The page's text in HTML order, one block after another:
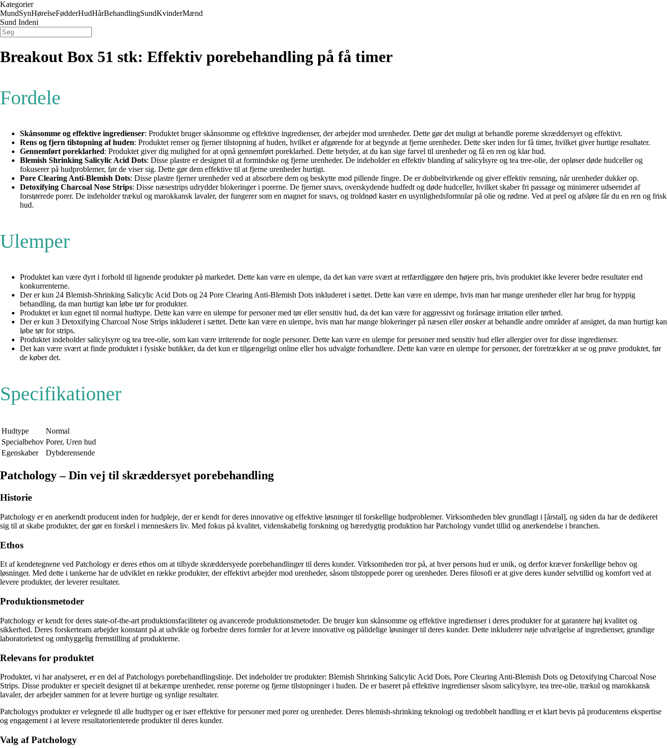
Kategorier
MundSynHørelseFødderHudHårBehandlingSundKvinderMænd
Sund Indeni
Breakout Box 51 stk: Effektiv porebehandling på få timer
Fordele
Skånsomme og effektive ingredienser: Produktet bruger skånsomme og effektive ingredienser, der arbejder mod urenheder. Dette gør det muligt at behandle porerne skræddersyet og effektivt.
Rens og fjern tilstopning af huden: Produktet renser og fjerner tilstopning af huden, hvilket er afgørende for at begynde at fjerne urenheder. Dette sker inden for få timer, hvilket giver hurtige resultater.
Gennemført poreklarhed: Produktet giver dig mulighed for at opnå gennemført poreklarhed. Dette betyder, at du kan sige farvel til urenheder og få en ren og klar hud.
Blemish Shrinking Salicylic Acid Dots: Disse plastre er designet til at formindske og fjerne urenheder. De indeholder en effektiv blanding af salicylsyre og tea tree-olie, der opløser døde hudceller og
fokuserer på hudproblemer, før de viser sig. Dette gør dem effektive til at fjerne urenheder hurtigt.
Pore Clearing Anti-Blemish Dots: Disse plastre fjerner urenheder ved at absorbere dem og beskytte mod pillende fingre. De er dobbeltvirkende og giver effektiv rensning, når urenheder dukker op.
Detoxifying Charcoal Nose Strips: Disse næsestrips udrydder blokeringer i porerne. De fjerner snavs, overskydende hudfedt og døde hudceller, hvilket skaber fri passage og minimerer udseendet af
forstørrede porer. De indeholder trækul og marokkansk lavaler, der fungerer som en magnet for snavs, og troldnød kaster en usynlighedsformular på olie og rødme. Ved at peel og afsløre får du en ren og frisk
hud.
Ulemper
Produktet kan være dyrt i forhold til lignende produkter på markedet. Dette kan være en ulempe, da det kan være svært at retfærdiggøre den højere pris, hvis produktet ikke leverer bedre resultater end
konkurrenterne.
Der er kun 24 Blemish-Shrinking Salicylic Acid Dots og 24 Pore Clearing Anti-Blemish Dots inkluderet i sættet. Dette kan være en ulempe, hvis man har mange urenheder eller har brug for hyppig
behandling, da man hurtigt kan løbe tør for produkter.
Produktet er kun egnet til normal hudtype. Dette kan være en ulempe for personer med tør eller sensitiv hud, da det kan være for aggressivt og forårsage irritation eller tørhed.
Der er kun 3 Detoxifying Charcoal Nose Strips inkluderet i sættet. Dette kan være en ulempe, hvis man har mange blokeringer på næsen eller ønsker at behandle andre områder af ansigtet, da man hurtigt kan
løbe tør for strips.
Produktet indeholder salicylsyre og tea tree-olie, som kan være irriterende for nogle personer. Dette kan være en ulempe for personer med sensitiv hud eller allergier over for disse ingredienser.
Det kan være svært at finde produktet i fysiske butikker, da det kun er tilgængeligt online eller hos udvalgte forhandlere. Dette kan være en ulempe for personer, der foretrækker at se og prøve produktet, før
de køber det.
Specifikationer
Hudtype
Normal
Specialbehov Porer, Uren hud
Egenskaber
Dybderensende
Patchology – Din vej til skræddersyet porebehandling
Historie
Patchology er en anerkendt producent inden for hudpleje, der er kendt for deres innovative og effektive løsninger til forskellige hudproblemer. Virksomheden blev grundlagt i [årstal], og siden da har de dedikeret
sig til at skabe produkter, der gør en forskel i menneskers liv. Med fokus på kvalitet, videnskabelig forskning og bæredygtig produktion har Patchology vundet tillid og anerkendelse i branchen.
Ethos
Et af kendetegnene ved Patchology er deres ethos om at tilbyde skræddersyede porebehandlinger til deres kunder. Virksomheden tror på, at hver persons hud er unik, og derfor kræver forskellige behov og
løsninger. Med dette i tankerne har de udviklet en række produkter, der effektivt arbejder mod urenheder, såsom tilstoppede porer og urenheder. Deres filosofi er at give deres kunder selvtillid og komfort ved at
levere produkter, der leverer resultater.
Produktionsmetoder
Patchology er kendt for deres state-of-the-art produktionsfaciliteter og avancerede produktionsmetoder. De bruger kun skånsomme og effektive ingredienser i deres produkter for at garantere høj kvalitet og
sikkerhed. Deres forskerteam arbejder konstant på at udvikle og forbedre deres formler for at levere innovative og pålidelige løsninger til deres kunder. Dette inkluderer nøje udvælgelse af ingredienser, grundige
laboratorietest og omhyggelig fremstilling af produkterne.
Relevans for produktet
Produktet, vi har analyseret, er en del af Patchologys porebehandlingslinje. Det indeholder tre produkter: Blemish Shrinking Salicylic Acid Dots, Pore Clearing Anti-Blemish Dots og Detoxifying Charcoal Nose
Strips. Disse produkter er specielt designet til at bekæmpe urenheder, rense porerne og fjerne tilstopninger i huden. De er baseret på effektive ingredienser såsom salicylsyre, tea tree-olie, trækul og marokkansk
lavaler, der arbejder sammen for at levere hurtige og synlige resultater.
Patchologys produkter er velegnede til alle hudtyper og er især effektive for personer med porer og urenheder. Deres blemish-shrinking teknologi og tredobbelt handling er et klart bevis på producentens ekspertise
og engagement i at levere resultatorienterede produkter til deres kunder.
Valg af Patchology